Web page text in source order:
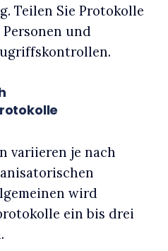
Teilen Sie Protokolle
und
variieren je nach
wird
ein bis drei